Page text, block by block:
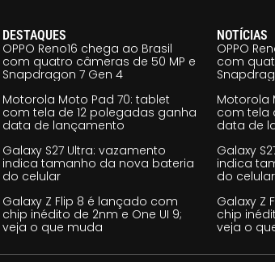
DESTAQUES
OPPO Reno16 chega ao Brasil
com quatro câmeras de 50 MP e
Snapdragon 7 Gen 4
Motorola Moto Pad 70: tablet
com tela de 12 polegadas ganha
data de lançamento
Galaxy S27 Ultra: vazamento
indica tamanho da nova bateria
do celular
Galaxy Z Flip 8 é lançado com
chip inédito de 2nm e One UI 9;
veja o que muda
NOTÍCIAS
OPPO
com
Motorola
com tela
data de
Galaxy
indica
do celular
Galaxy Z
chip
veja o